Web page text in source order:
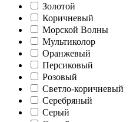
Золотой
Коричневый
Морской Волны
Мультиколор
Оранжевый
Персиковый
Розовый
Светло-коричневый
Серебряный
Серый